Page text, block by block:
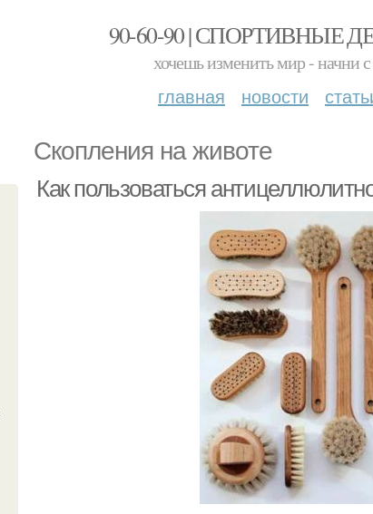
90-60-90 | СПОРТИВНЫЕ
хочешь изменить мир - начни с
главная новости
Скопления на животе
Как пользоваться